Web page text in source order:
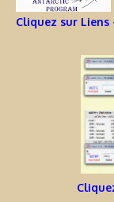
Cliquez sur